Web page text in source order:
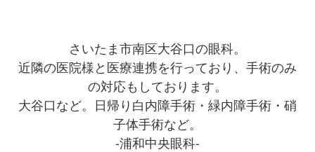
さいたま市南区大谷口の眼科。
近隣の医院様と医療連携を行っており、手術のみ
の対応もしております。
大谷口など。日帰り白内障手術・緑内障手術・硝
子体手術など。
-浦和中央眼科-